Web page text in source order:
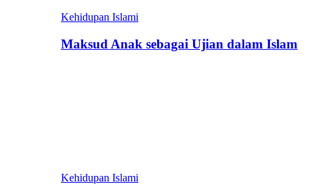
Kehidupan Islami
Maksud Anak sebagai Ujian dalam Islam
Kehidupan Islami